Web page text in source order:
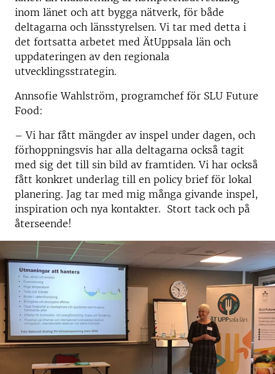
inom länet och att bygga nätverk, för både
deltagarna och länsstyrelsen. Vi tar med detta i
det fortsatta arbetet med ÄtUppsala län och
uppdateringen av den regionala
utvecklingsstrategin.
Annsofie Wahlström, programchef för SLU Future
Food:
– Vi har fått mängder av inspel under dagen, och
förhoppningsvis har alla deltagarna också tagit
med sig det till sin bild av framtiden. Vi har också
fått konkret underlag till en policy brief för lokal
planering. Jag tar med mig många givande inspel,
inspiration och nya kontakter. Stort tack och på
återseende!